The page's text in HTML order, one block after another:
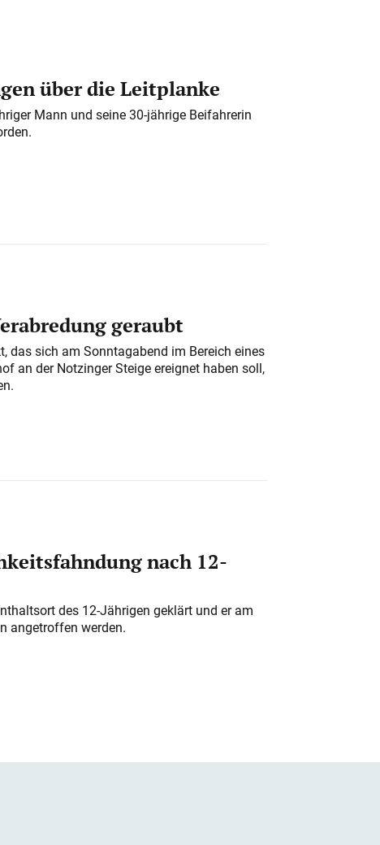
über die Leitplanke
Mann und seine 30-jährige Beifahrerin
geraubt
das sich am Sonntagabend im Bereich eines
an der Notzinger Steige ereignet haben soll,
nach 12-
des 12-Jährigen geklärt und er am
angetroffen werden.